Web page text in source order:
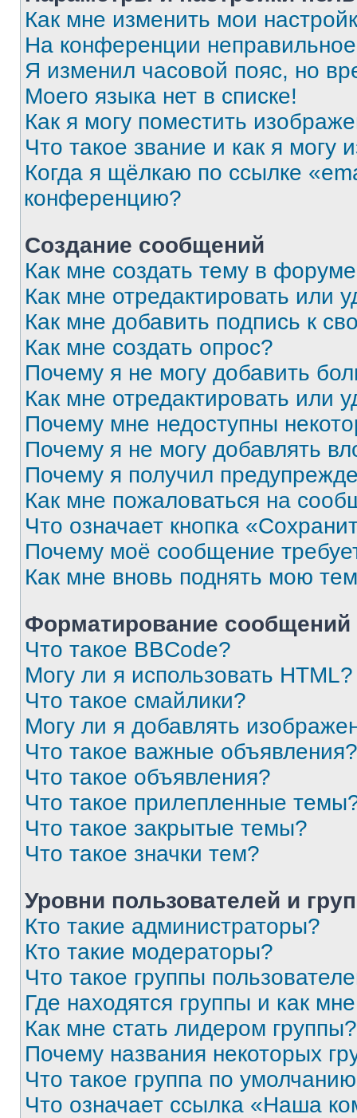
Как мне изменить мои
На конференции
Я изменил часовой пояс, но
Моего языка нет в списке!
Как я могу поместить
Что такое звание и как я могу
Когда я щёлкаю по ссылке
конференцию?
Создание сообщений
Как мне создать тему в
Как мне отредактировать или
Как мне добавить подпись к
Как мне создать опрос?
Почему я не могу добавить
Как мне отредактировать или
Почему мне недоступны
Почему я не могу добавлять
Почему я получил
Как мне пожаловаться на
Что означает кнопка
Почему моё сообщение
Как мне вновь поднять мою
Форматирование
Что такое BBCode?
Могу ли я использовать HTML?
Что такое смайлики?
Могу ли я добавлять
Что такое важные объявления?
Что такое объявления?
Что такое прилепленные
Что такое закрытые темы?
Что такое значки тем?
Уровни пользователей и
Кто такие администраторы?
Кто такие модераторы?
Что такое группы
Где находятся группы и как
Как мне стать лидером группы?
Почему названия некоторых
Что такое группа по
Что означает ссылка «Наша